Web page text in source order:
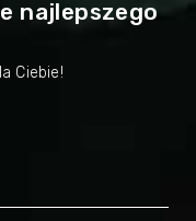
najlepszego